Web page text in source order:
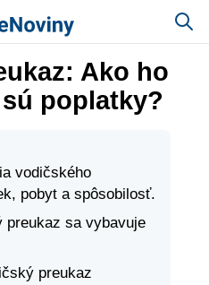
Ako ho
poplatky?
vodičského
pobyt a spôsobilosť.
preukaz sa vybavuje
preukaz